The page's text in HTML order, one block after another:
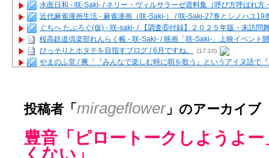
水面日和 - 咲-Saki- / ネリー・ヴィルサラーゼ資料集（呼び方呼ばれ方
近代麻雀漫画生活 - 麻雀漫画（咲-Saki-） / 咲-Saki-27巻とシノハユ
ぐちへ たぶろぐ(仮) - 咲-saki- / 【調査⑥付録】２０２５年版・未訪問
桜高鉄道倶楽部れんらく帳 - 咲-Saki- / 映画「咲-Saki-」上映イベント
ひっそりとホタテを目指すブログ / 6月ですね。
(17:10)
やまのふ堂 / 爽「『みんなで楽しむ時に唄を歌う』というアイヌ語で
咲クラ女子 - 咲-Saki- / 姫松の上重漫ちゃんと演じている伊達朱里紗さ
咲スファクション☆タウン - 咲-Saki- / 雀魂咲コラボ！ ガチャ＆キャ
咲ミダレ - 咲-saki- / MJ第14回咲CUP 咲なま他
(11:53)
はやりの如く☆ - 咲-saki- / 悪いこと【SS】 (06:42)
麻雀雑記あれこれ - 咲 -Saki- / 咲-Saki-キャラが台湾麻雀を打ったらど
投稿者「mirageflower」のアーカイブ
豊音「ピロートークしようよ
くない」